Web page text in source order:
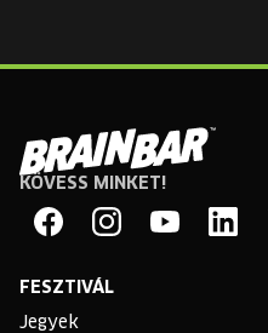
Brain
Bar
KÖVESS MINKET!
FESZTIVÁL
Jegyek